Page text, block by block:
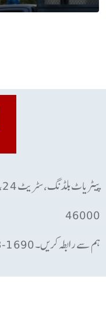
46000
ہم سے رابطہ کریں۔ 1690-233-051